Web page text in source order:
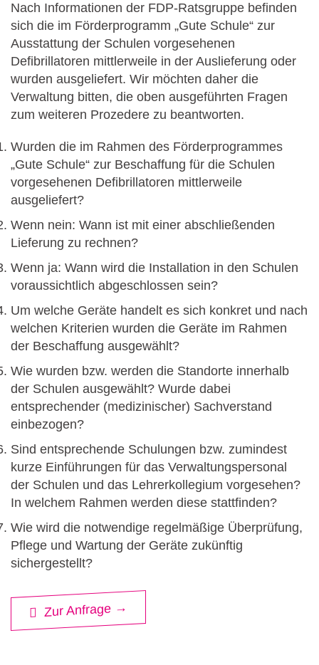
Nach Informationen der FDP-Ratsgruppe befinden
sich die im Förderprogramm „Gute Schule“ zur
Ausstattung der Schulen vorgesehenen
Defibrillatoren mittlerweile in der Auslieferung oder
wurden ausgeliefert. Wir möchten daher die
Verwaltung bitten, die oben ausgeführten Fragen
zum weiteren Prozedere zu beantworten.
Wurden die im Rahmen des Förderprogrammes
„Gute Schule“ zur Beschaffung für die Schulen
vorgesehenen Defibrillatoren mittlerweile
ausgeliefert?
Wenn nein: Wann ist mit einer abschließenden
Lieferung zu rechnen?
Wenn ja: Wann wird die Installation in den Schulen
voraussichtlich abgeschlossen sein?
Um welche Geräte handelt es sich konkret und nach
welchen Kriterien wurden die Geräte im Rahmen
der Beschaffung ausgewählt?
Wie wurden bzw. werden die Standorte innerhalb
der Schulen ausgewählt? Wurde dabei
entsprechender (medizinischer) Sachverstand
einbezogen?
Sind entsprechende Schulungen bzw. zumindest
kurze Einführungen für das Verwaltungspersonal
der Schulen und das Lehrerkollegium vorgesehen?
In welchem Rahmen werden diese stattfinden?
Wie wird die notwendige regelmäßige Überprüfung,
Pflege und Wartung der Geräte zukünftig
sichergestellt?
Zur Anfrage →